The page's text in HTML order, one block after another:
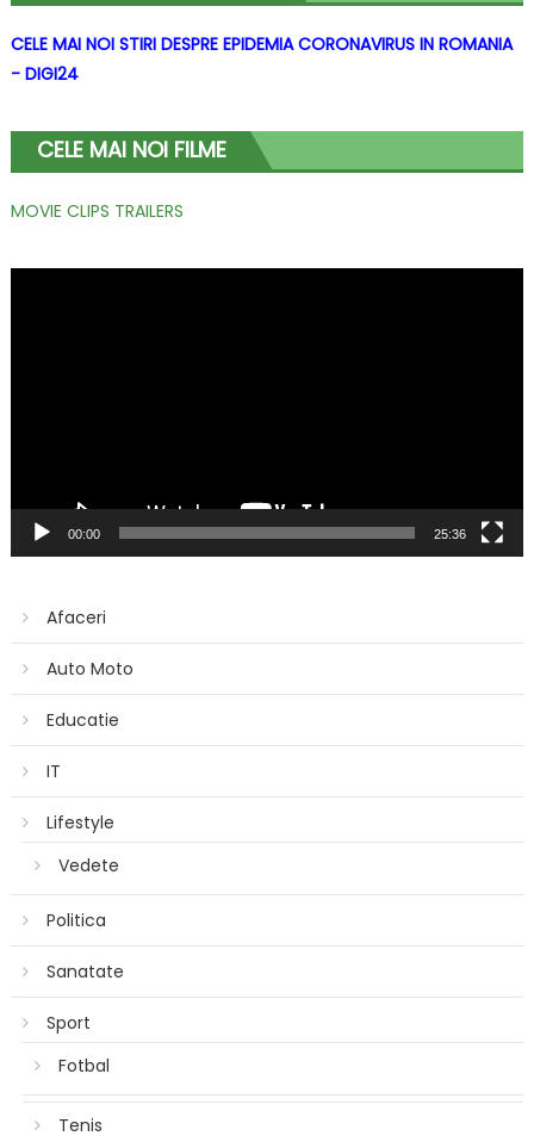
CELE MAI NOI STIRI DESPRE EPIDEMIA CORONAVIRUS IN ROMANIA
- DIGI24
CELE MAI NOI FILME
MOVIE CLIPS TRAILERS
00:00 25:36
Afaceri
Auto Moto
Educatie
IT
Lifestyle
Vedete
Politica
Sanatate
Sport
Fotbal
Tenis